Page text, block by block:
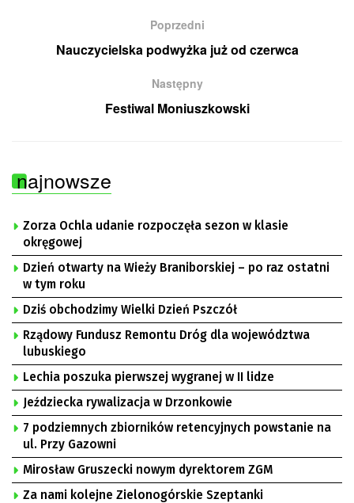
Poprzedni
Nauczycielska podwyżka już od czerwca
Następny
Festiwal Moniuszkowski
najnowsze
Zorza Ochla udanie rozpoczęła sezon w klasie
okręgowej
Dzień otwarty na Wieży Braniborskiej – po raz ostatni
w tym roku
Dziś obchodzimy Wielki Dzień Pszczół
Rządowy Fundusz Remontu Dróg dla województwa
lubuskiego
Lechia poszuka pierwszej wygranej w II lidze
Jeździecka rywalizacja w Drzonkowie
7 podziemnych zbiorników retencyjnych powstanie na
ul. Przy Gazowni
Mirosław Gruszecki nowym dyrektorem ZGM
Za nami kolejne Zielonogórskie Szeptanki